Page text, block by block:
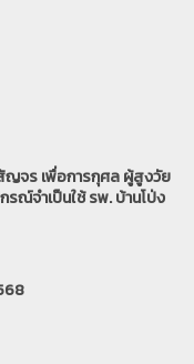
ญจร เพื่อการกุศล ผู้สูงวัย
ณ์จำเป็นใช้ รพ. บ้านโป่ง